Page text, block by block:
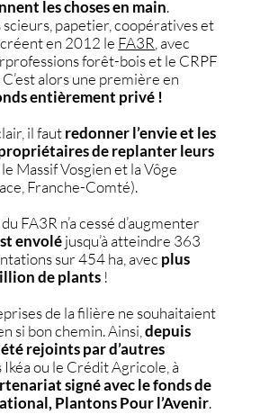
les choses en main.
scieurs, papetier, coopératives et
en 2012 le FA3R,avec
forêt-bois et le CRPF
alors une première en
entièrement privé !
il fautredonner l’envie et les
de replanter leurs
Massif Vosgien et la Vôge
Franche-Comté).
FA3R n’a cessé d’augmenter
envoléjusqu’à atteindre 363
sur 454 ha, avec plus
de plants !
de la filière ne souhaitaient
si bon chemin. Ainsi,depuis
rejoints par d’autres
Ikéa ou le Crédit Agricole, à
signé avec le fonds de
Plantons Pour l’Avenir.